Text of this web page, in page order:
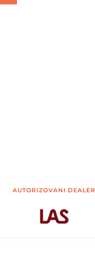
AUTORIZOVANI DEALER